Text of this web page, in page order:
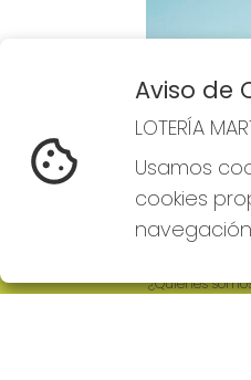
LOTERÍA
¿Quiénes
Aviso de
LOTERÍA
Usamos
cookies